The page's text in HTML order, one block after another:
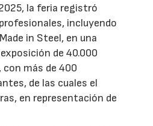
la feria registró
incluyendo
in Steel, en una
de 40.000
más de 400
de las cuales el
en representación de